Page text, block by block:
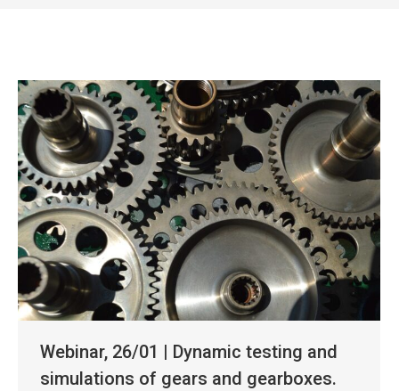
Webinar, 26/01 | Dynamic testing and
simulations of gears and gearboxes.